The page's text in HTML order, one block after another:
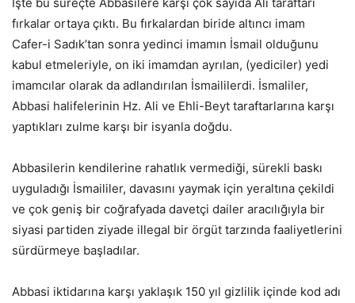
fırkalar ortaya çıktı. Bu fırkalardan biride altıncı imam
Cafer-i Sadık’tan sonra yedinci imamın İsmail olduğunu
kabul etmeleriyle, on iki imamdan ayrılan, (yediciler) yedi
imamcılar olarak da adlandırılan İsmaililerdi. İsmaliler,
Abbasi halifelerinin Hz. Ali ve Ehli-Beyt taraftarlarına karşı
yaptıkları zulme karşı bir isyanla doğdu.
Abbasilerin kendilerine rahatlık vermediği, sürekli baskı
uyguladığı İsmaililer, davasını yaymak için yeraltına çekildi
ve çok geniş bir coğrafyada davetçi dailer aracılığıyla bir
siyasi partiden ziyade illegal bir örgüt tarzında faaliyetlerini
sürdürmeye başladılar.
Abbasi iktidarına karşı yaklaşık 150 yıl gizlilik içinde kod adı